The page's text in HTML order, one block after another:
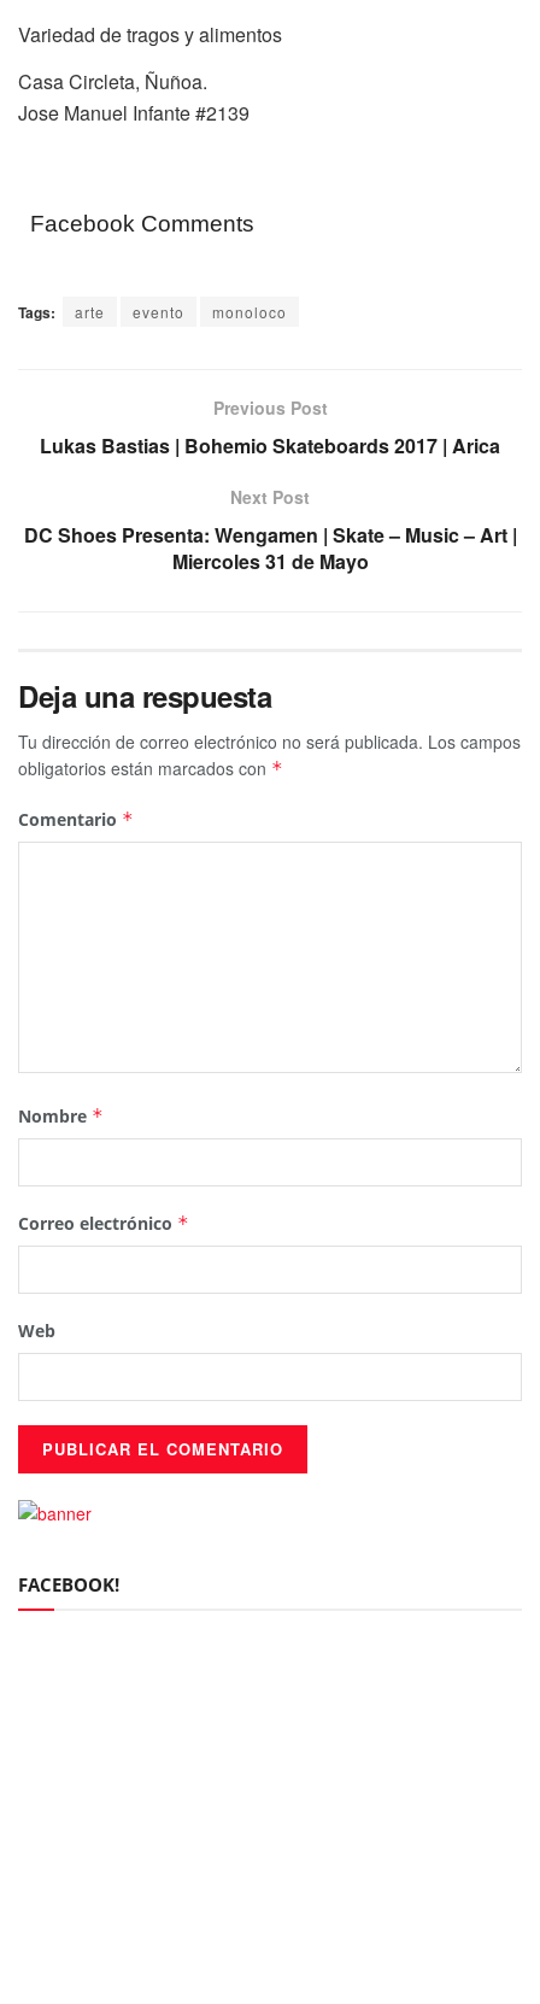
Variedad de tragos y alimentos
Casa Circleta, Ñuñoa.
Jose Manuel Infante #2139
Facebook Comments
Tags: arte evento monoloco
Previous Post
Lukas Bastias | Bohemio Skateboards 2017 | Arica
Next Post
DC Shoes Presenta: Wengamen | Skate – Music – Art |
Miercoles 31 de Mayo
Deja una respuesta
Tu dirección de correo electrónico no será publicada. Los campos
obligatorios están marcados con *
Comentario *
Nombre *
Correo electrónico *
Web
FACEBOOK!